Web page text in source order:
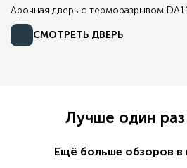
Арочная дверь с терморазрывом
СМОТРЕТЬ ДВЕРЬ
Лучше один раз
Ещё больше обзоров в